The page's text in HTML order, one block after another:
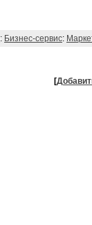
: Бизнес-сервис:
[